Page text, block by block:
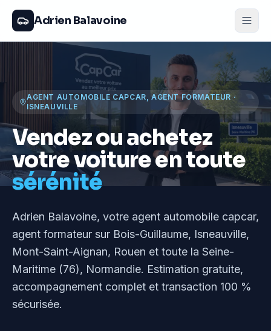
Adrien Balavoine
AGENT AUTOMOBILE CAPCAR, AGENT FORMATEUR ·
ISNEAUVILLE
Vendez ou achetez
votre voiture en toute
sérénité
Adrien Balavoine, votre agent automobile capcar,
agent formateur sur Bois-Guillaume, Isneauville,
Mont-Saint-Aignan, Rouen et toute la Seine-
Maritime (76), Normandie. Estimation gratuite,
accompagnement complet et transaction 100 %
sécurisée.